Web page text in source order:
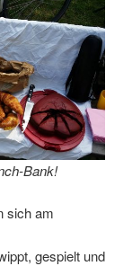
Bank!
sich am
gespielt und